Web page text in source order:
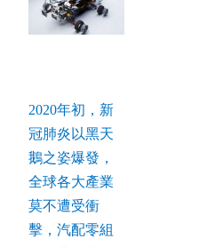
2020年初，新
冠肺炎以黑天
鵝之姿爆發，
全球各大產業
莫不遭受衝
擊，汽配零組